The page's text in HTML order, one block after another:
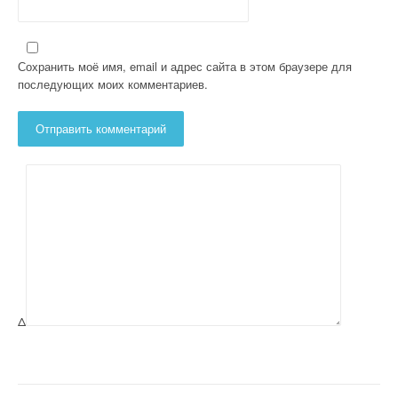
Сохранить моё имя, email и адрес сайта в этом браузере для
последующих моих комментариев.
Δ